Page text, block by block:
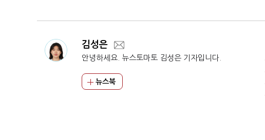
김성은
안녕하세요. 뉴스토마토 김성은 기자입니다.
뉴스북